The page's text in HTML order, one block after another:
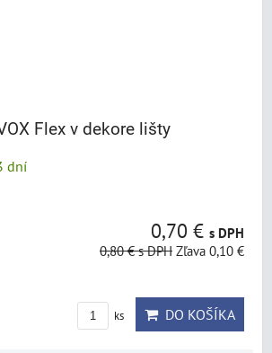
Flex v dekore lišty
dní
0,70 € s DPH
0,80 €s DPH Zľava 0,10 €
ks DO KOŠÍKA